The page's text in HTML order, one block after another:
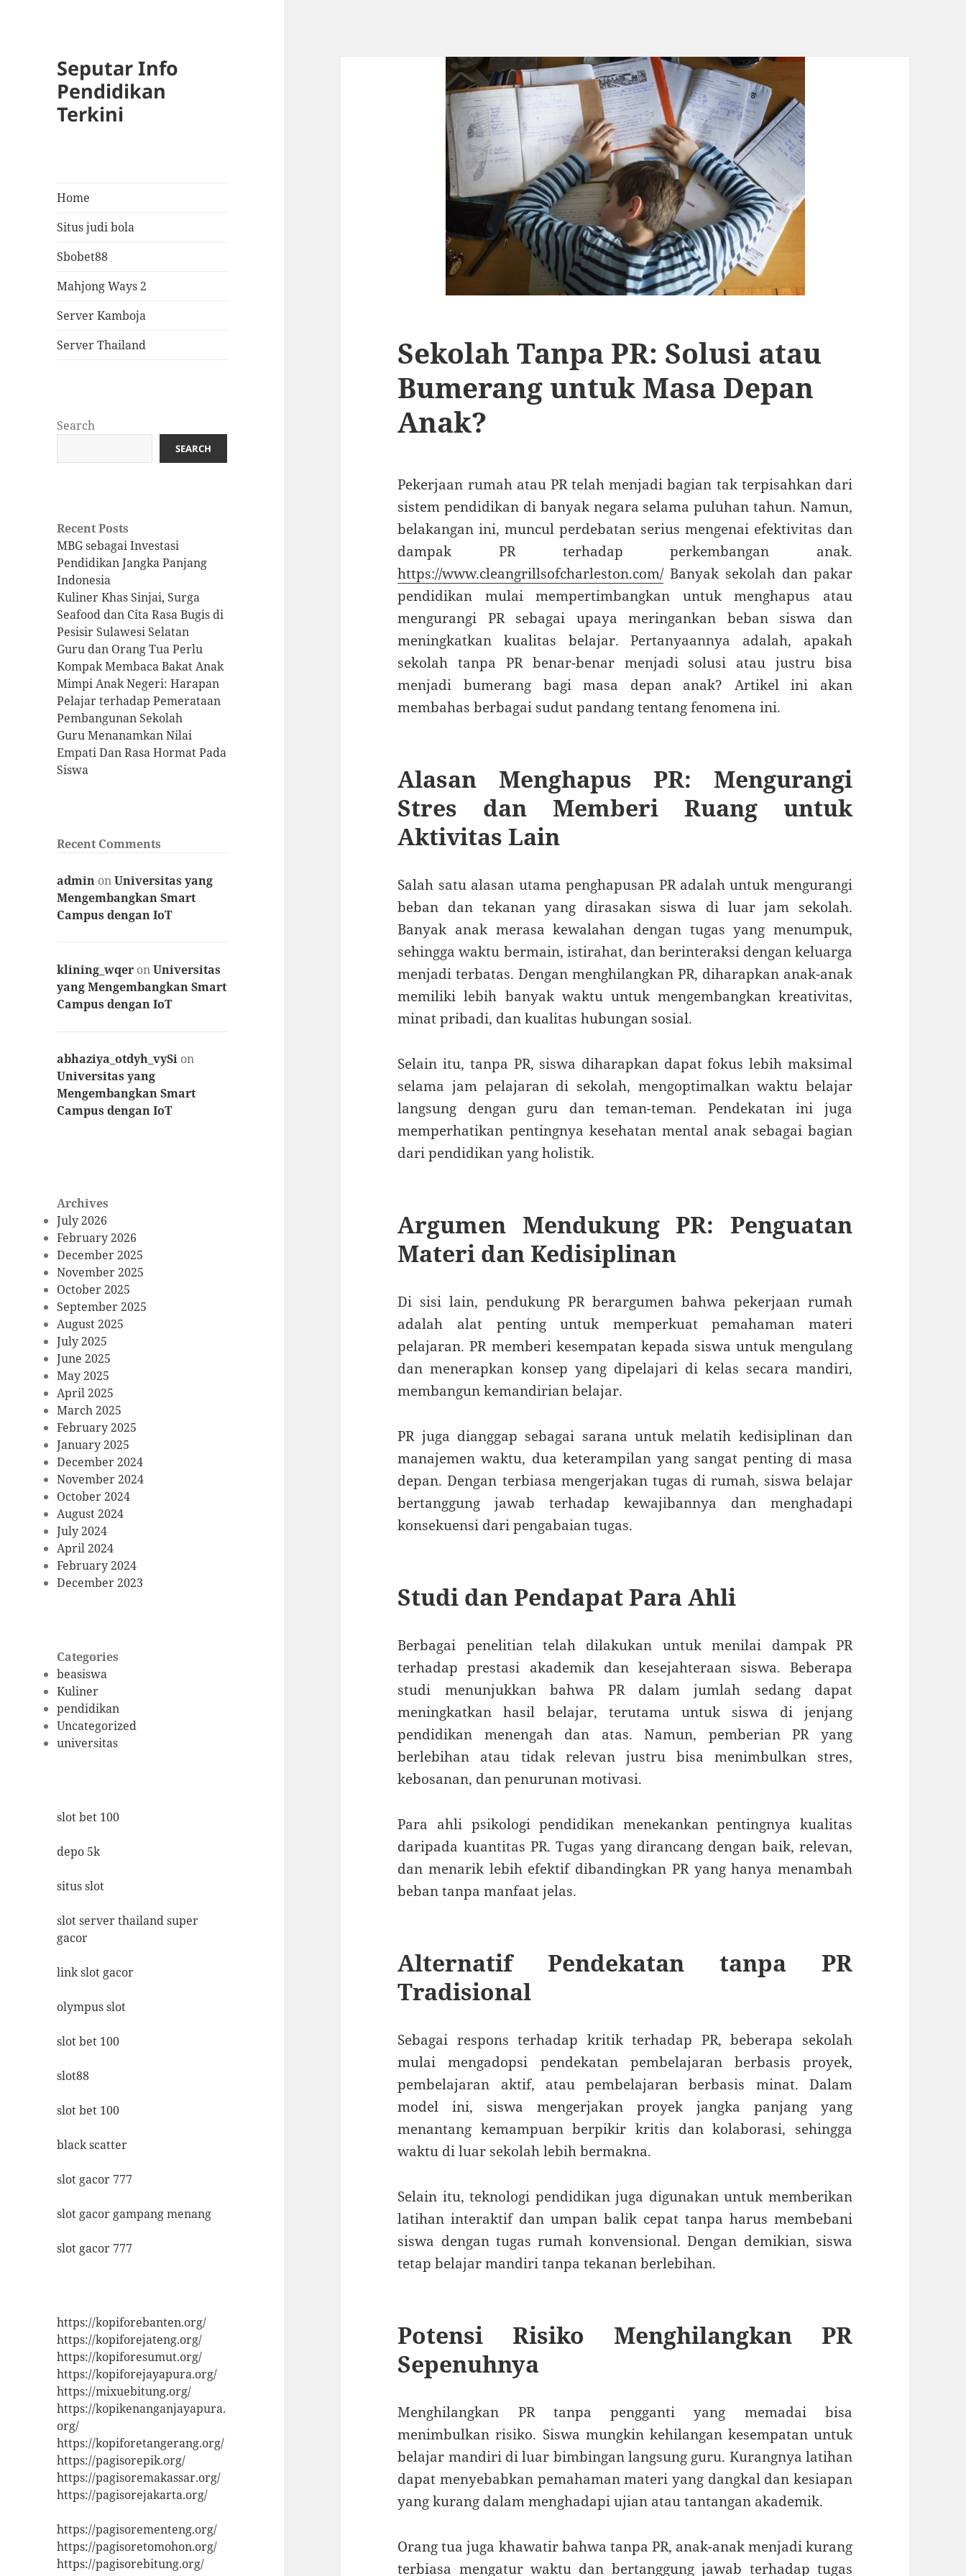
Seputar Info
Pendidikan
Terkini
Home
Situs judi bola
Sbobet88
Mahjong Ways 2
Server Kamboja
Server Thailand
Search
SEARCH
Recent Posts
MBG sebagai Investasi
Pendidikan Jangka Panjang
Indonesia
Kuliner Khas Sinjai, Surga
Seafood dan Cita Rasa Bugis di
Pesisir Sulawesi Selatan
Guru dan Orang Tua Perlu
Kompak Membaca Bakat Anak
Mimpi Anak Negeri: Harapan
Pelajar terhadap Pemerataan
Pembangunan Sekolah
Guru Menanamkan Nilai
Empati Dan Rasa Hormat Pada
Siswa
Recent Comments
admin onUniversitas yang
Mengembangkan Smart
Campus dengan IoT
klining_wqer onUniversitas
yang Mengembangkan Smart
Campus dengan IoT
abhaziya_otdyh_vySi on
Universitas yang
Mengembangkan Smart
Campus dengan IoT
Archives
July 2026
February 2026
December 2025
November 2025
October 2025
September 2025
August 2025
July 2025
June 2025
May 2025
April 2025
March 2025
February 2025
January 2025
December 2024
November 2024
October 2024
August 2024
July 2024
April 2024
February 2024
December 2023
Categories
beasiswa
Kuliner
pendidikan
Uncategorized
universitas
slot bet 100
depo 5k
situs slot
slot server thailand super
gacor
link slot gacor
olympus slot
slot bet 100
slot88
slot bet 100
black scatter
slot gacor 777
slot gacor gampang menang
slot gacor 777
https://kopiforebanten.org/
https://kopiforejateng.org/
https://kopiforesumut.org/
https://kopiforejayapura.org/
https://mixuebitung.org/
https://kopikenanganjayapura.
org/
https://kopiforetangerang.org/
https://pagisorepik.org/
https://pagisoremakassar.org/
https://pagisorejakarta.org/
https://pagisorementeng.org/
https://pagisoretomohon.org/
https://pagisorebitung.org/
Sekolah Tanpa PR: Solusi atau
Bumerang untuk Masa Depan
Anak?
Pekerjaan rumah atau PR telah menjadi bagian tak terpisahkan dari
sistem pendidikan di banyak negara selama puluhan tahun. Namun,
belakangan ini, muncul perdebatan serius mengenai efektivitas dan
dampak PR terhadap perkembangan anak.
https://www.cleangrillsofcharleston.com/Banyak sekolah dan pakar
pendidikan mulai mempertimbangkan untuk menghapus atau
mengurangi PR sebagai upaya meringankan beban siswa dan
meningkatkan kualitas belajar. Pertanyaannya adalah, apakah
sekolah tanpa PR benar-benar menjadi solusi atau justru bisa
menjadi bumerang bagi masa depan anak? Artikel ini akan
membahas berbagai sudut pandang tentang fenomena ini.
Alasan Menghapus PR: Mengurangi
Stres dan Memberi Ruang untuk
Aktivitas Lain
Salah satu alasan utama penghapusan PR adalah untuk mengurangi
beban dan tekanan yang dirasakan siswa di luar jam sekolah.
Banyak anak merasa kewalahan dengan tugas yang menumpuk,
sehingga waktu bermain, istirahat, dan berinteraksi dengan keluarga
menjadi terbatas. Dengan menghilangkan PR, diharapkan anak-anak
memiliki lebih banyak waktu untuk mengembangkan kreativitas,
minat pribadi, dan kualitas hubungan sosial.
Selain itu, tanpa PR, siswa diharapkan dapat fokus lebih maksimal
selama jam pelajaran di sekolah, mengoptimalkan waktu belajar
langsung dengan guru dan teman-teman. Pendekatan ini juga
memperhatikan pentingnya kesehatan mental anak sebagai bagian
dari pendidikan yang holistik.
Argumen Mendukung PR: Penguatan
Materi dan Kedisiplinan
Di sisi lain, pendukung PR berargumen bahwa pekerjaan rumah
adalah alat penting untuk memperkuat pemahaman materi
pelajaran. PR memberi kesempatan kepada siswa untuk mengulang
dan menerapkan konsep yang dipelajari di kelas secara mandiri,
membangun kemandirian belajar.
PR juga dianggap sebagai sarana untuk melatih kedisiplinan dan
manajemen waktu, dua keterampilan yang sangat penting di masa
depan. Dengan terbiasa mengerjakan tugas di rumah, siswa belajar
bertanggung jawab terhadap kewajibannya dan menghadapi
konsekuensi dari pengabaian tugas.
Studi dan Pendapat Para Ahli
Berbagai penelitian telah dilakukan untuk menilai dampak PR
terhadap prestasi akademik dan kesejahteraan siswa. Beberapa
studi menunjukkan bahwa PR dalam jumlah sedang dapat
meningkatkan hasil belajar, terutama untuk siswa di jenjang
pendidikan menengah dan atas. Namun, pemberian PR yang
berlebihan atau tidak relevan justru bisa menimbulkan stres,
kebosanan, dan penurunan motivasi.
Para ahli psikologi pendidikan menekankan pentingnya kualitas
daripada kuantitas PR. Tugas yang dirancang dengan baik, relevan,
dan menarik lebih efektif dibandingkan PR yang hanya menambah
beban tanpa manfaat jelas.
Alternatif Pendekatan tanpa PR
Tradisional
Sebagai respons terhadap kritik terhadap PR, beberapa sekolah
mulai mengadopsi pendekatan pembelajaran berbasis proyek,
pembelajaran aktif, atau pembelajaran berbasis minat. Dalam
model ini, siswa mengerjakan proyek jangka panjang yang
menantang kemampuan berpikir kritis dan kolaborasi, sehingga
waktu di luar sekolah lebih bermakna.
Selain itu, teknologi pendidikan juga digunakan untuk memberikan
latihan interaktif dan umpan balik cepat tanpa harus membebani
siswa dengan tugas rumah konvensional. Dengan demikian, siswa
tetap belajar mandiri tanpa tekanan berlebihan.
Potensi Risiko Menghilangkan PR
Sepenuhnya
Menghilangkan PR tanpa pengganti yang memadai bisa
menimbulkan risiko. Siswa mungkin kehilangan kesempatan untuk
belajar mandiri di luar bimbingan langsung guru. Kurangnya latihan
dapat menyebabkan pemahaman materi yang dangkal dan kesiapan
yang kurang dalam menghadapi ujian atau tantangan akademik.
Orang tua juga khawatir bahwa tanpa PR, anak-anak menjadi kurang
terbiasa mengatur waktu dan bertanggung jawab terhadap tugas